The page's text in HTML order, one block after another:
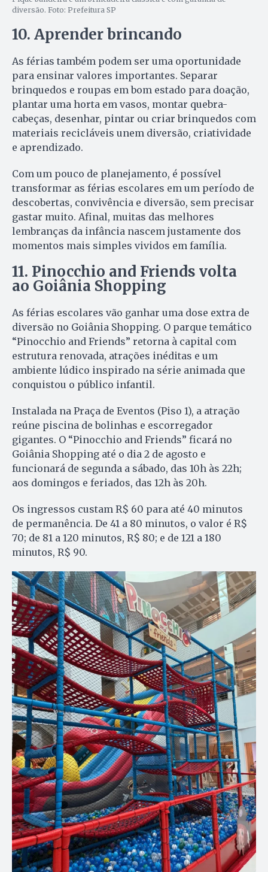
diversão. Foto: Prefeitura SP
10. Aprender brincando
As férias também podem ser uma oportunidade
para ensinar valores importantes. Separar
brinquedos e roupas em bom estado para doação,
plantar uma horta em vasos, montar quebra-
cabeças, desenhar, pintar ou criar brinquedos com
materiais recicláveis unem diversão, criatividade
e aprendizado.
Com um pouco de planejamento, é possível
transformar as férias escolares em um período de
descobertas, convivência e diversão, sem precisar
gastar muito. Afinal, muitas das melhores
lembranças da infância nascem justamente dos
momentos mais simples vividos em família.
11. Pinocchio and Friends volta
ao Goiânia Shopping
As férias escolares vão ganhar uma dose extra de
diversão no Goiânia Shopping. O parque temático
“Pinocchio and Friends” retorna à capital com
estrutura renovada, atrações inéditas e um
ambiente lúdico inspirado na série animada que
conquistou o público infantil.
Instalada na Praça de Eventos (Piso 1), a atração
reúne piscina de bolinhas e escorregador
gigantes. O “Pinocchio and Friends” ficará no
Goiânia Shopping até o dia 2 de agosto e
funcionará de segunda a sábado, das 10h às 22h;
aos domingos e feriados, das 12h às 20h.
Os ingressos custam R$ 60 para até 40 minutos
de permanência. De 41 a 80 minutos, o valor é R$
70; de 81 a 120 minutos, R$ 80; e de 121 a 180
minutos, R$ 90.